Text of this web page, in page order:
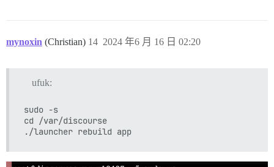
mynoxin (Christian) 2024 年6 月 16 日 02:20
14
ufuk:
sudo -s
cd /var/discourse